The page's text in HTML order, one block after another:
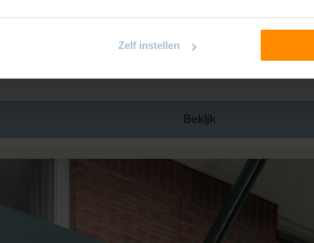
Zelf instellen
Bekijk